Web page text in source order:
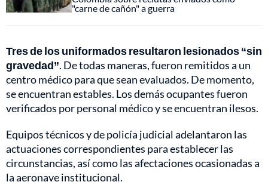
"carne de cañón" a guerra
Tres de los uniformados resultaron lesionados “sin
gravedad”. De todas maneras, fueron remitidos a un
centro médico para que sean evaluados. De momento,
se encuentran estables. Los demás ocupantes fueron
verificados por personal médico y se encuentran ilesos.
Equipos técnicos y de policía judicial adelantaron las
actuaciones correspondientes para establecer las
circunstancias, así como las afectaciones ocasionadas a
la aeronave institucional.